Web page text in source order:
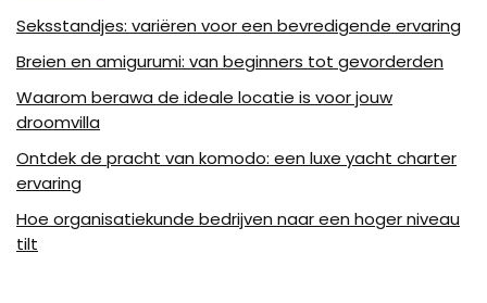
Seksstandjes: variëren voor een bevredigende ervaring
Breien en amigurumi: van beginners tot gevorderden
Waarom berawa de ideale locatie is voor jouw
droomvilla
Ontdek de pracht van komodo: een luxe yacht charter
ervaring
Hoe organisatiekunde bedrijven naar een hoger niveau
tilt